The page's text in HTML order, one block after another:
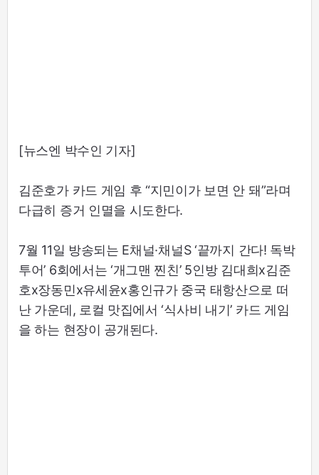
[뉴스엔 박수인 기자]
김준호가 카드 게임 후 “지민이가 보면 안 돼”라며
다급히 증거 인멸을 시도한다.
7월 11일 방송되는 E채널·채널S ‘끝까지 간다! 독박
투어’ 6회에서는 ‘개그맨 찐친’ 5인방 김대희x김준
호x장동민x유세윤x홍인규가 중국 태항산으로 떠
난 가운데, 로컬 맛집에서 ‘식사비 내기’ 카드 게임
을 하는 현장이 공개된다.